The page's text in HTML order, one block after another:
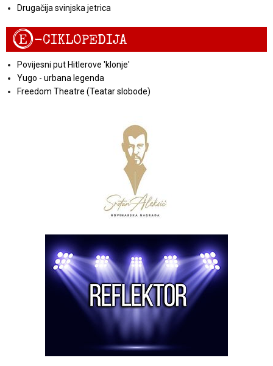
Drugačija svinjska jetrica
E-CIKLOPEDIJA
Povijesni put Hitlerove 'klonje'
Yugo - urbana legenda
Freedom Theatre (Teatar slobode)